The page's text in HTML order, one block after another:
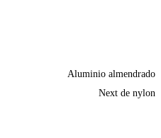
Aluminio almendrado
Next de nylon